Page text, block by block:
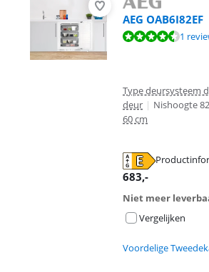
AEG OAB6I82EF
Beoordeling is 8,5 van de 10, gebaseerd op 1
1
Type deursysteem
deur | Nishoogte
60 cm
683,-
Niet meer
Vergelijken
Voordelige